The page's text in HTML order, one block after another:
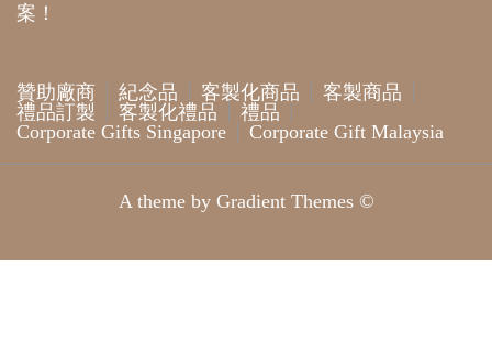
案！
贊助廠商 紀念品 客製化商品
客製商品
禮品訂製
客製化禮品
禮品
Corporate Gifts Singapore
Corporate Gift Malaysia
A theme by Gradient Themes ©